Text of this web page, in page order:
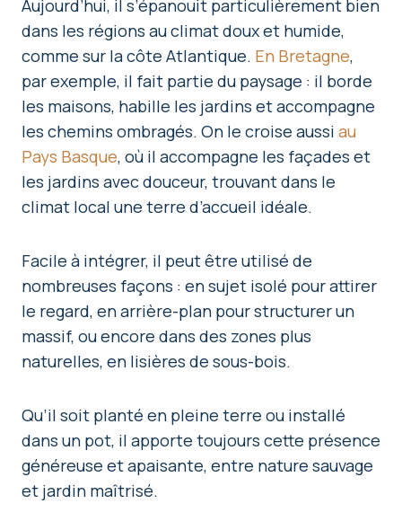
Aujourd’hui, il s’épanouit particulièrement bien
dans les régions au climat doux et humide,
comme sur la côte Atlantique. En Bretagne,
par exemple, il fait partie du paysage : il borde
les maisons, habille les jardins et accompagne
les chemins ombragés. On le croise aussi au
Pays Basque, où il accompagne les façades et
les jardins avec douceur, trouvant dans le
climat local une terre d’accueil idéale.
Facile à intégrer, il peut être utilisé de
nombreuses façons : en sujet isolé pour attirer
le regard, en arrière-plan pour structurer un
massif, ou encore dans des zones plus
naturelles, en lisières de sous-bois.
Qu’il soit planté en pleine terre ou installé
dans un pot, il apporte toujours cette présence
généreuse et apaisante, entre nature sauvage
et jardin maîtrisé.